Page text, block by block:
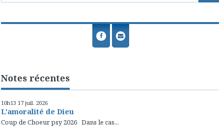
Notes récentes
10h13 17 juil. 2026
L'amoralité de Dieu
Coup de Choeur psy 2026 Dans le cas...